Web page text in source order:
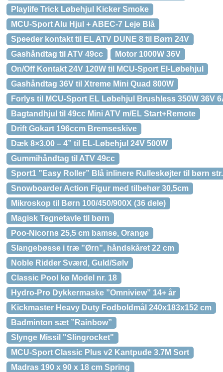
Playlife Trick Løbehjul Kicker Smoke
MCU-Sport Alu Hjul + ABEC-7 Leje Blå
Speeder kontakt til EL ATV DUNE 8 til Børn 24V
Gashåndtag til ATV 49cc
Motor 1000W 36V
On/Off Kontakt 24V 120W til MCU-Sport El-Løbehjul
Gashåndtag 36V til Xtreme Mini Quad 800W
Forlys til MCU-Sport EL Løbehjul Brushless 350W 36V
Bagtandhjul til 49cc Mini ATV m/EL Start+Remote
Drift Gokart 196ccm Bremseskive
Dæk 8×3.00 – 4” til EL-Løbehjul 24V 500W
Gummihåndtag til ATV 49cc
Sport1 ”Easy Roller” Blå inlinere Rulleskøjter til børn
Snowboarder Action Figur med tilbehør 30,5cm
Mikroskop til Børn 100/450/900X (36 dele)
Magisk Tegnetavle til børn
Poo-Nicorns 25,5 cm bamse, Orange
Slangebøsse i træ ”Ørn”, håndskåret 22 cm
Noble Ridder Sværd, Guld/Sølv
Classic Pool kø Model nr. 18
Hydro-Pro Dykkermaske ”Omniview” 14+ år
Kickmaster Heavy Duty Fodboldmål 240x183x152 cm
Badminton sæt ”Rainbow”
Slynge Missil "Slingrocket"
MCU-Sport Classic Plus v2 Kantpude 3.7M Sort
Madras 190 x 90 x 18 cm Spring